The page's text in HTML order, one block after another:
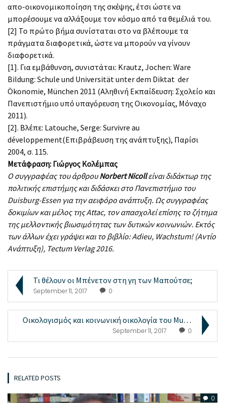
απο-οικονομικοποίηση της σκέψης, έτσι ώστε να
μπορέσουμε να αλλάξουμε τον κόσμο από τα θεμέλιά του.
[2] Το πρώτο βήμα συνίσταται στο να βλέπουμε τα
πράγματα διαφορετικά, ώστε να μπορούν να γίνουν
διαφορετικά.
[1]. Για εμβάθυνση, συνιστάται: Krautz, Jochen: Ware
Bildung: Schule und Universität unter dem Diktat der
Ökonomie, München 2011 (Αληθινή Εκπαίδευση: Σχολείο και
Πανεπιστήμιο υπό υπαγόρευση της Οικονομίας, Μόναχο
2011).
[2]. Βλέπε: Latouche, Serge: Survivre au
développement(Επιβράβευση της ανάπτυξης), Παρίσι
2004, σ. 115.
Μετάφραση: Γιώργος Κολέμπας
Ο συγγραφέας του άρθρουNorbert Nicollείναι διδάκτωρ της
πολιτικής επιστήμης και διδάσκει στο Πανεπιστήμιο του
Duisburg-Essen για την αειφόρο ανάπτυξη. Ως συγγραφέας
δοκιμίων και μέλος της Attac, τον απασχολεί επίσης το ζήτημα
της μελλοντικής βιωσιμότητας των δυτικών κοινωνιών. Εκτός
των άλλων έχει γράψει και το βιβλίο: Adieu, Wachstum! (Αντίο
Ανάπτυξη), Tectum Verlag 2016.
Τι θέλουν οι Μπένετον στη γη των Μαπούτσε;
September 11, 2017 0
Οικολογισμός και κοινωνική οικολογία του Murray Bo...
September 11, 2017 0
RELATED POSTS
0